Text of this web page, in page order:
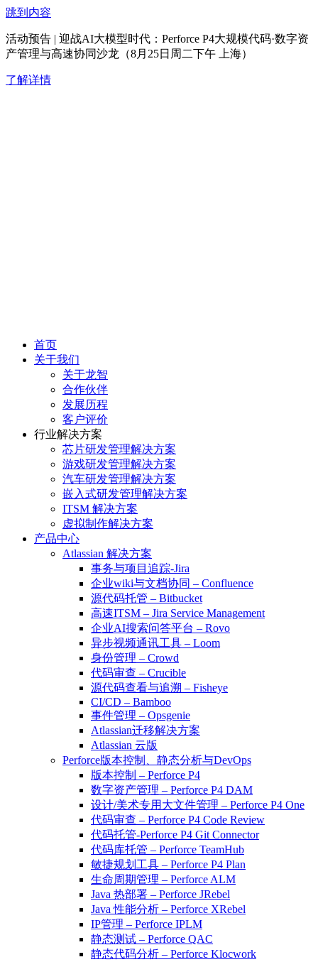
跳到内容
活动预告 | 迎战AI大模型时代：Perforce P4大规模代码·数字资
产管理与高速协同沙龙（8月25日周二下午 上海）
了解详情
首页
关于我们
关于龙智
合作伙伴
发展历程
客户评价
行业解决方案
芯片研发管理解决方案
游戏研发管理解决方案
汽车研发管理解决方案
嵌入式研发管理解决方案
ITSM 解决方案
虚拟制作解决方案
产品中心
Atlassian 解决方案
事务与项目追踪-Jira
企业wiki与文档协同 – Confluence
源代码托管 – Bitbucket
高速ITSM – Jira Service Management
企业AI搜索问答平台 – Rovo
异步视频通讯工具 – Loom
身份管理 – Crowd
代码审查 – Crucible
源代码查看与追溯 – Fisheye
CI/CD – Bamboo
事件管理 – Opsgenie
Atlassian迁移解决方案
Atlassian 云版
Perforce版本控制、静态分析与DevOps
版本控制 – Perforce P4
数字资产管理 – Perforce P4 DAM
设计/美术专用大文件管理 – Perforce P4 One
代码审查 – Perforce P4 Code Review
代码托管-Perforce P4 Git Connector
代码库托管 – Perforce TeamHub
敏捷规划工具 – Perforce P4 Plan
生命周期管理 – Perforce ALM
Java 热部署 – Perforce JRebel
Java 性能分析 – Perforce XRebel
IP管理 – Perforce IPLM
静态测试 – Perforce QAC
静态代码分析 – Perforce Klocwork